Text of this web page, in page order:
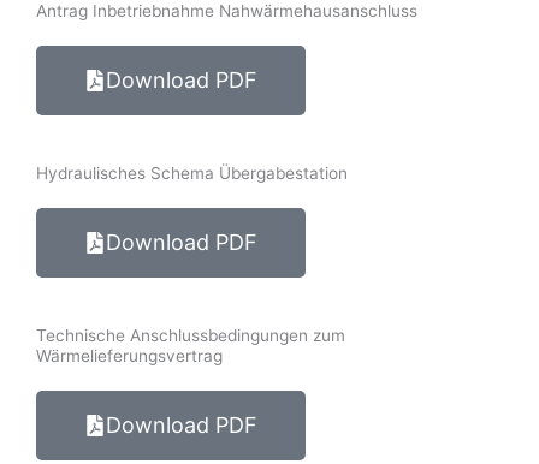
Antrag Inbetriebnahme Nahwärmehausanschluss
Download PDF
Hydraulisches Schema Übergabestation
Download PDF
Technische Anschlussbedingungen zum
Wärmelieferungsvertrag
Download PDF